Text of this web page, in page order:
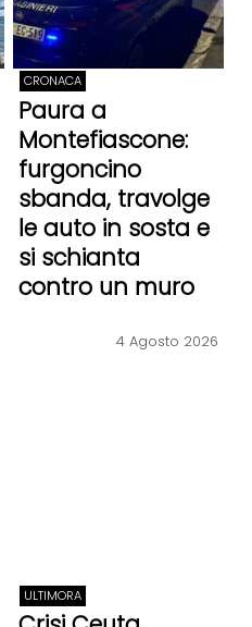
CRONACA
Paura a
Montefiascone:
furgoncino
sbanda, travolge
le auto in sosta e
si schianta
contro un muro
4 Agosto 2026
ULTIMORA